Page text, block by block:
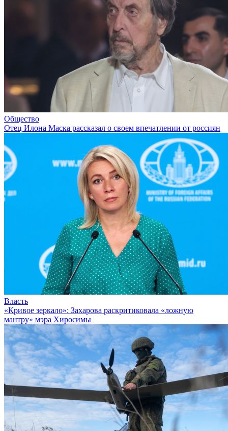
Общество
Отец Илона Маска рассказал о своем впечатлении от россиян
Власть
«Кривое зеркало»: Захарова раскритиковала «ложную
мантру» мэра Хиросимы